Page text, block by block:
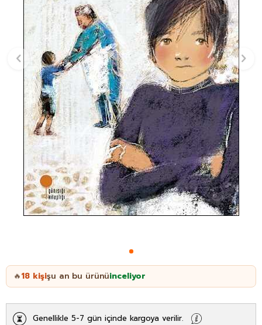
🔥18 kişişu an bu ürünüinceliyor
Genellikle 5-7 gün içinde kargoya verilir.